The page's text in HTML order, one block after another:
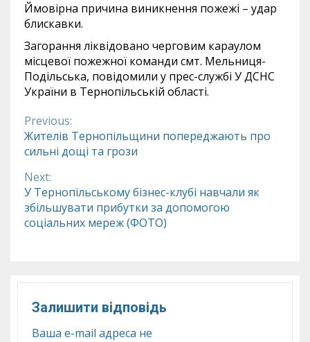
Ймовірна причина виникнення пожежі – удар
блискавки.
Загорання ліквідовано черговим караулом
місцевої пожежної команди смт. Мельниця-
Подільська, повідомили у прес-службі У ДСНС
України в Тернопільській області.
Continue
Reading
Previous:
Жителів Тернопільщини попереджають про
сильні дощі та грози
Next:
У Тернопільському бізнес-клубі навчали як
збільшувати прибутки за допомогою
соціальних мереж (ФОТО)
Залишити відповідь
Ваша e-mail адреса не